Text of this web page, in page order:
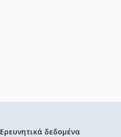
Ερευνητικά δεδομένα